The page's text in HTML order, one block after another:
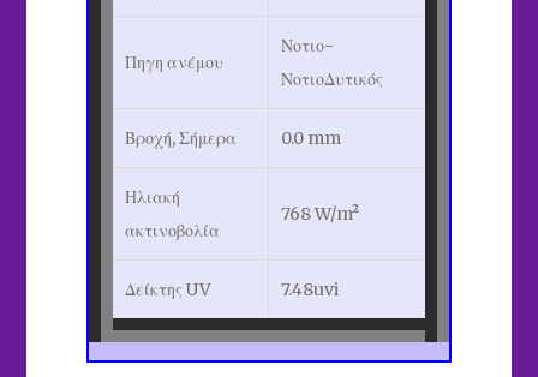
Πηγη ανέμου
Νοτιο-
ΝοτιοΔυτικός
Βροχή, Σήμερα 0.0 mm
Ηλιακή
ακτινοβολία
768 W/m²
Δείκτης UV 7.48uvi